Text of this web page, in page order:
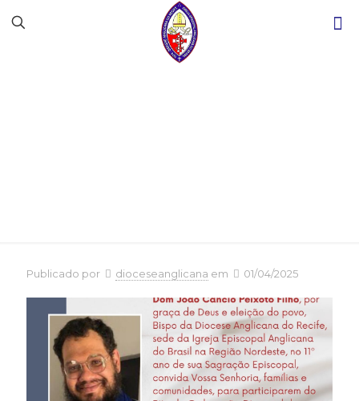
Publicado por dioceseanglicana em 01/04/2025